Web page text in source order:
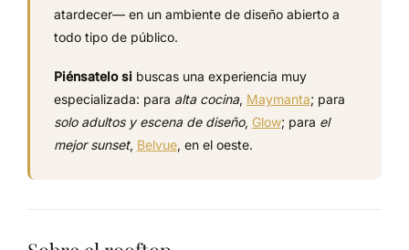
atardecer— en un ambiente de diseño abierto a
todo tipo de público.
Piénsatelo sibuscas una experiencia muy
especializada: para alta cocina, Maymanta; para
solo adultos y escena de diseño, Glow; para el
mejor sunset, Belvue, en el oeste.